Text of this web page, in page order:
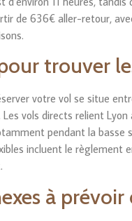
de 636€ aller-retour,
trouver
votre vol se situe
vols directs relient
pendant la basse
incluent le règlement
à